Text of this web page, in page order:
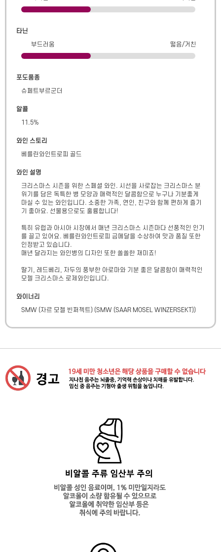
타닌
부드러움
떫음/거친
포도품종
슈페트부르군더
알콜
11.5%
와인 스토리
베를린와인트로피 골드
와인 설명
크리스마스 시즌을 위한 스페셜 와인. 시선을 사로잡는 크리스마스 분
위기를 담은 독특한 병 모양과 매력적인 달콤함으로 누구나 기분좋게
마실 수 있는 와인입니다. 소중한 가족, 연인, 친구와 함께 편하게 즐기
기 좋아요. 선물용으로도 훌륭합니다!
특히 유럽과 아시아 시장에서 매년 크리스마스 시즌마다 선풍적인 인기
를 끌고 있어요. 베를린와인트로피 금메달을 수상하여 맛과 품질 또한
인정받고 있습니다.
매년 달라지는 와인병의 디자인 또한 쏠쏠한 재미죠!
딸기, 레드베리, 자두의 풍부한 아로마와 기분 좋은 달콤함이 매력적인
모젤 크리스마스 로제와인입니다.
와이너리
SMW (자르 모젤 빈쩌젝트) (SMW (SAAR MOSEL WINZERSEKT))